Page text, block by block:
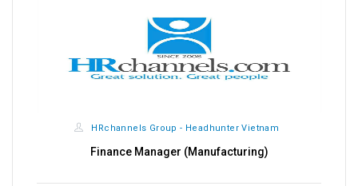
HRchannels Group - Headhunter Vietnam
Finance Manager (Manufacturing)